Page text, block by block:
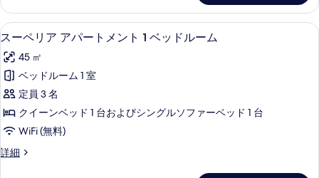
2
階
の
す
べ
て
の
写
真
中
階
の
詳
細
ン
ト
2
ベ
ッ
ド
ル
ー
ム
ア
ア
パ
ト
メ
ン
ト
2
ベ
ッ
ド
ス
ー
ペ
リ
ア
ア
ー
スーペリア アパートメント 1 ベッド
13
スーペリア アパートメント 1 ベッドルーム
45 ㎡
ベッドルーム 1 室
定員 3 名
クイーンベッド 1 台およびシングルソファーベッド 1 台
WiFi (無料)
詳細
ス